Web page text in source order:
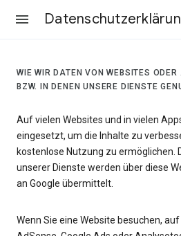
WIE WIR DATEN VON WEBSITES
BZW. IN DENEN UNSERE DIENSTE
Auf vielen Websites und in vielen
eingesetzt, um die Inhalte zu
kostenlose Nutzung zu ermöglichen.
unserer Dienste werden über diese
an Google übermittelt.
Wenn Sie eine Website besuchen,